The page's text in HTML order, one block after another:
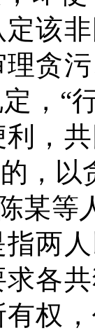
该
理贪
，“
，
，以
某等
两
各
权